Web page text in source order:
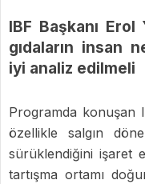
IBF Başkanı
gıdaların insan
iyi analiz edilmeli
Programda konuşan
özellikle salgın
sürüklendiğini işaret
tartışma ortamı